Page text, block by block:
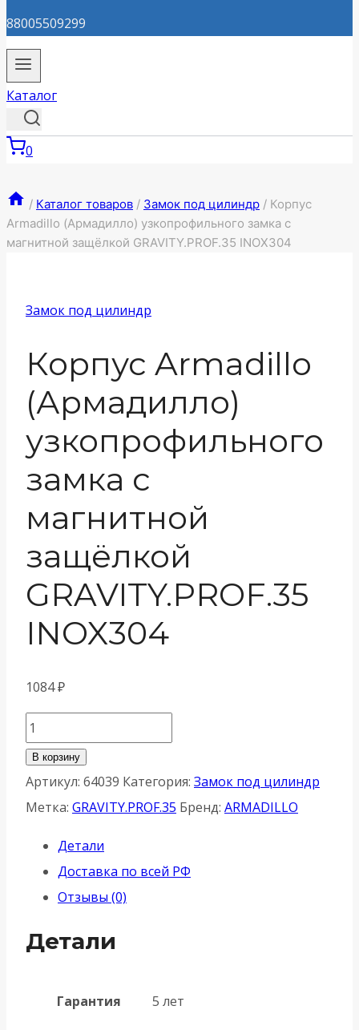
88005509299
Каталог
0
/ Каталог товаров / Замок под цилиндр / Корпус
Armadillo (Армадилло) узкопрофильного замка с
магнитной защёлкой GRAVITY.PROF.35 INOX304
Замок под цилиндр
Корпус Armadillo
(Армадилло)
узкопрофильного
замка с
магнитной
защёлкой
GRAVITY.PROF.35
INOX304
1084₽
Количество
товара
Корпус
Armadillo
узкопрофильного
замка
магнитной
защёлкой
INOX304
В корзину
Артикул: 64039 Категория: Замок под цилиндр
Метка: GRAVITY.PROF.35 Бренд: ARMADILLO
Детали
Доставка по всей РФ
Отзывы (0)
Детали
Гарантия 5 лет